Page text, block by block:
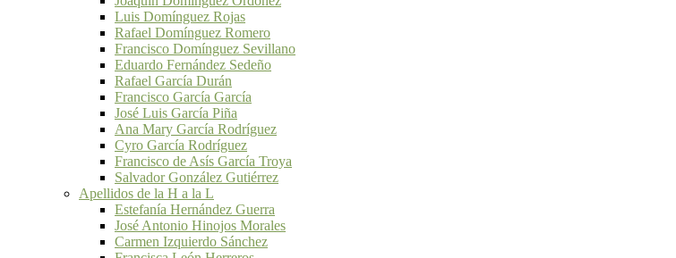
Luis Domínguez Rojas
Rafael Domínguez Romero
Francisco Domínguez Sevillano
Eduardo Fernández Sedeño
Rafael García Durán
Francisco García García
José Luis García Piña
Ana Mary García Rodríguez
Cyro García Rodríguez
Francisco de Asís García Troya
Salvador González Gutiérrez
Apellidos de la H a la L
Estefanía Hernández Guerra
José Antonio Hinojos Morales
Carmen Izquierdo Sánchez